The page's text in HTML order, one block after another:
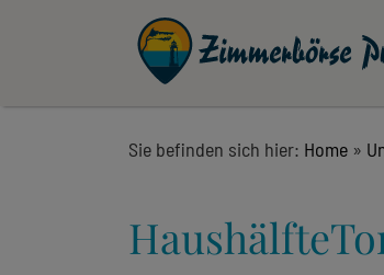
Sie befinden sich hier: Home »
Haushälfte